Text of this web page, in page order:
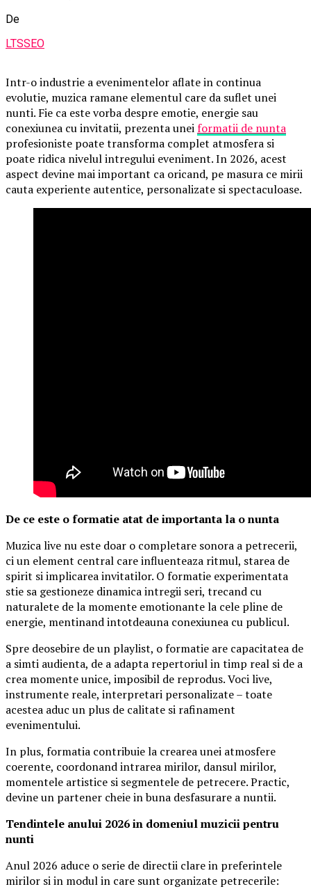
De
LTSSEO
Intr-o industrie a evenimentelor aflate in continua
evolutie, muzica ramane elementul care da suflet unei
nunti. Fie ca este vorba despre emotie, energie sau
conexiunea cu invitatii, prezenta uneiformatii de nunta
profesioniste poate transforma complet atmosfera si
poate ridica nivelul intregului eveniment. In 2026, acest
aspect devine mai important ca oricand, pe masura ce mirii
cauta experiente autentice, personalizate si spectaculoase.
De ce este o formatie atat de importanta la o nunta
Muzica live nu este doar o completare sonora a petrecerii,
ci un element central care influenteaza ritmul, starea de
spirit si implicarea invitatilor. O formatie experimentata
stie sa gestioneze dinamica intregii seri, trecand cu
naturalete de la momente emotionante la cele pline de
energie, mentinand intotdeauna conexiunea cu publicul.
Spre deosebire de un playlist, o formatie are capacitatea de
a simti audienta, de a adapta repertoriul in timp real si de a
crea momente unice, imposibil de reprodus. Voci live,
instrumente reale, interpretari personalizate – toate
acestea aduc un plus de calitate si rafinament
evenimentului.
In plus, formatia contribuie la crearea unei atmosfere
coerente, coordonand intrarea mirilor, dansul mirilor,
momentele artistice si segmentele de petrecere. Practic,
devine un partener cheie in buna desfasurare a nuntii.
Tendintele anului 2026 in domeniul muzicii pentru
nunti
Anul 2026 aduce o serie de directii clare in preferintele
mirilor si in modul in care sunt organizate petrecerile: